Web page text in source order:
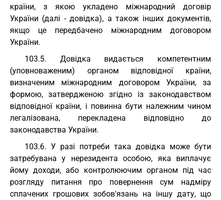
країни, з якою укладено міжнародний договір
України (далі - довідка), а також інших документів,
якщо це передбачено міжнародним договором
України.
103.5. Довідка видається компетентним
(уповноваженим) органом відповідної країни,
визначеним міжнародним договором України, за
формою, затвердженою згідно із законодавством
відповідної країни, і повинна бути належним чином
легалізована, перекладена відповідно до
законодавства України.
103.6. У разі потреби така довідка може бути
затребувана у нерезидента особою, яка виплачує
йому доходи, або контролюючим органом під час
розгляду питання про повернення сум надміру
сплачених грошових зобов'язань на іншу дату, що